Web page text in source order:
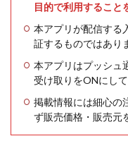
目的で利用すること
本アプリが配信する
証するものではあり
本アプリはプッシュ
受け取りをONにして
掲載情報には細心の
ず販売価格・販売元